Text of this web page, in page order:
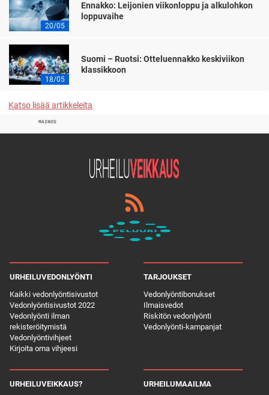
20/05
Ennakko: Leijonien viikonloppu ja alkulohkon
loppuvaihe
18/05
Suomi – Ruotsi: Otteluennakko keskiviikon
klassikkoon
Katso lisää artikkeleita
MAINOS
URHEILUVEDONLYÖNTI
Kaikki vedonlyöntisivustot
Vedonlyöntisivustot 2022
Vedonlyönti ilman
rekisteröitymistä
Vedonlyöntivihjeet
Kirjoita oma vihjeesi
TARJOUKSET
Vedonlyöntibonukset
Ilmaisvedot
Riskitön vedonlyönti
Vedonlyönti-kampanjat
URHEILUVEIKKAUS? URHEILUMAAILMA